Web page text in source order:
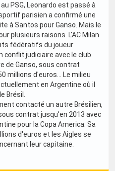
PSG, Leonardo est passé à
parisien a confirmé une
à Santos pour Ganso. Mais le
plusieurs raisons. L'AC Milan
fédératifs du joueur
judiciaire avec le club
de Ganso, sous contrat
millions d'euros... Le milieu
en Argentine où il
Brésil.
contacté un autre Brésilien,
contrat jusqu'en 2013 avec
pour la Copa America. Sa
d'euros et les Aigles se
leur capitaine.